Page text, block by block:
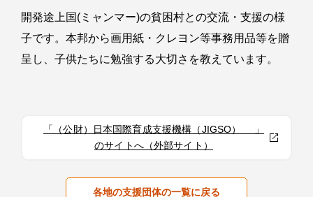
開発途上国(ミャンマー)の貧困村との交流・支援の様
子です。本邦から画用紙・クレヨン等事務用品等を贈
呈し、子供たちに勉強する大切さを教えています。
「（公財）日本国際育成支援機構（JIGSO） 」
のサイトへ（外部サイト）
各地の支援団体の一覧に戻る